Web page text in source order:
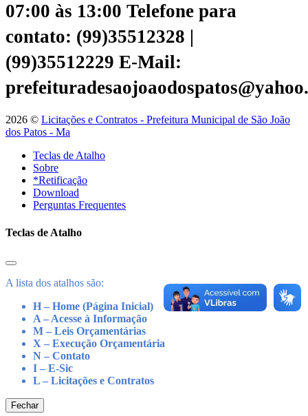
07:00 às 13:00 Telefone para
contato: (99)35512328 |
(99)35512229 E-Mail:
2026 © Licitações e Contratos - Prefeitura Municipal de São João
dos Patos - Ma
Teclas de Atalho
Sobre
*Retificação
Download
Perguntas Frequentes
Teclas de Atalho
A lista dos atalhos são:
H – Home (Página Inicial)
A – Acesse à Informação
M – Leis Orçamentárias
X – Execução Orçamentária
N – Contato
I – E-Sic
L – Licitações e Contratos
Fechar